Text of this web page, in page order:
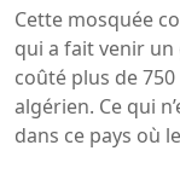
Cette mosquée
qui a fait venir
coûté plus de
algérien. Ce qui
dans ce pays où